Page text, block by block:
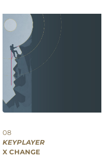
08
KEYPLAYER
X CHANGE